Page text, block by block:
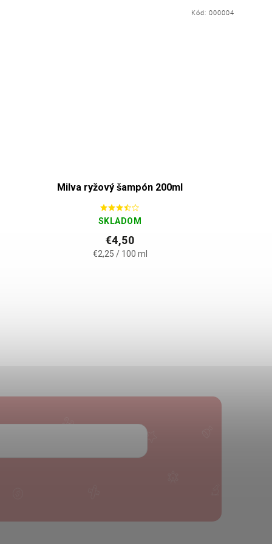
Milva ryžový šampón 200ml
SKLADOM
€4,50
€2,25 / 100 ml
Kód: 000004